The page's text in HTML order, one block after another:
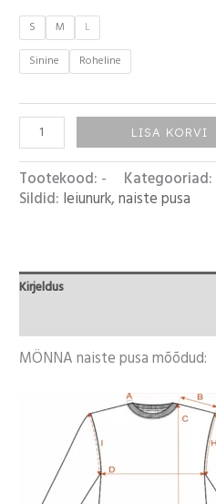
S M
L
Sinine
Roheline
LISA KORVI
Tootekood: - Kategooriad:
Sildid: leiunurk,naiste pusa
Kirjeldus
MÖNNA naiste pusa mõõdud: